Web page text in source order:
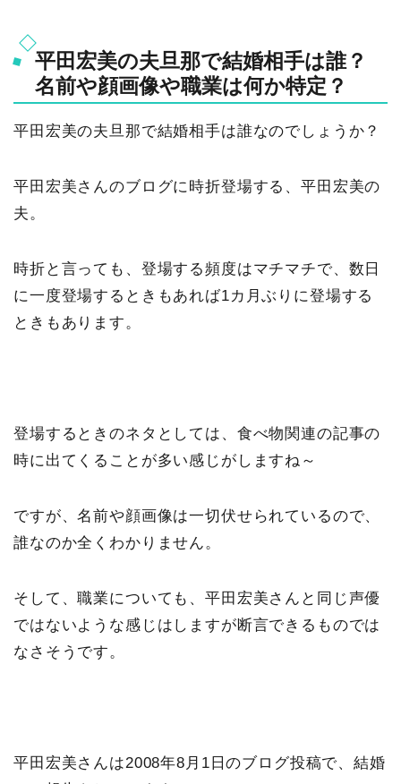
平田宏美の夫旦那で結婚相手は誰？
名前や顔画像や職業は何か特定？
平田宏美の夫旦那で結婚相手は誰なのでしょうか？
平田宏美さんのブログに時折登場する、平田宏美の
夫。
時折と言っても、登場する頻度はマチマチで、数日
に一度登場するときもあれば1カ月ぶりに登場する
ときもあります。
登場するときのネタとしては、食べ物関連の記事の
時に出てくることが多い感じがしますね～
ですが、名前や顔画像は一切伏せられているので、
誰なのか全くわかりません。
そして、職業についても、平田宏美さんと同じ声優
ではないような感じはしますが断言できるものでは
なさそうです。
平田宏美さんは2008年8月1日のブログ投稿で、結婚